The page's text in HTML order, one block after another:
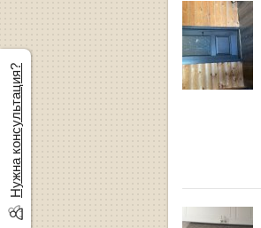
Нужна консультация?